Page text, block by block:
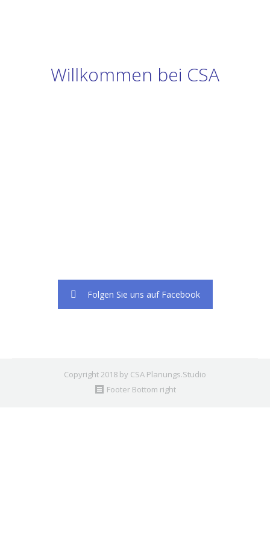
Willkommen bei CSA
Folgen Sie uns auf Facebook
Copyright 2018 by CSA Planungs.Studio
Footer Bottom right